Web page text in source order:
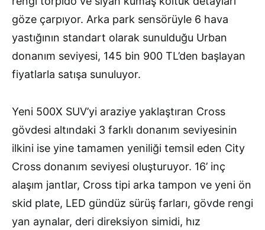
göze çarpıyor. Arka park sensörüyle 6 hava
yastığının standart olarak sunulduğu Urban
donanım seviyesi, 145 bin 900 TL’den başlayan
fiyatlarla satışa sunuluyor.
Yeni 500X SUV’yi araziye yaklaştıran Cross
gövdesi altındaki 3 farklı donanım seviyesinin
ilkini ise yine tamamen yeniliği temsil eden City
Cross donanım seviyesi oluşturuyor. 16’ inç
alaşım jantlar, Cross tipi arka tampon ve yeni ön
skid plate, LED gündüz sürüş farları, gövde rengi
yan aynalar, deri direksiyon simidi, hız